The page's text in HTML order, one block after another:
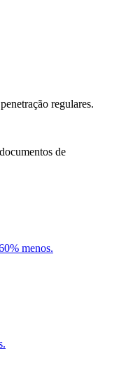
regulares.
de
menos.